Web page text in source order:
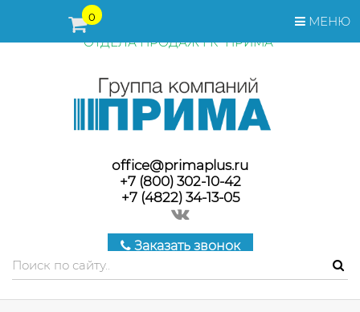
МЕНЮ
0
ПЕРЕД ОФОРМЛЕНИЕМ ЗАКАЗА, СТОИМОСТЬ И СРОКИ
ПОСТАВКИ ТОВАРА УТОЧНЯЙТЕ У МЕНЕДЖЕРОВ
ОТДЕЛА ПРОДАЖ ГК "ПРИМА"
office@primaplus.ru
+7 (800) 302-10-42
+7 (4822) 34-13-05
Заказать звонок